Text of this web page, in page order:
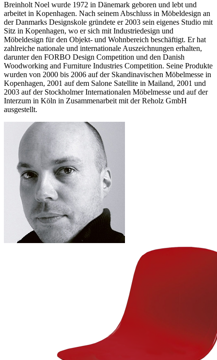
Breinholt Noel wurde 1972 in Dänemark geboren und lebt und
arbeitet in Kopenhagen. Nach seinem Abschluss in Möbeldesign an
der Danmarks Designskole gründete er 2003 sein eigenes Studio mit
Sitz in Kopenhagen, wo er sich mit Industriedesign und
Möbeldesign für den Objekt- und Wohnbereich beschäftigt. Er hat
zahlreiche nationale und internationale Auszeichnungen erhalten,
darunter den FORBO Design Competition und den Danish
Woodworking and Furniture Industries Competition. Seine Produkte
wurden von 2000 bis 2006 auf der Skandinavischen Möbelmesse in
Kopenhagen, 2001 auf dem Salone Satellite in Mailand, 2001 und
2003 auf der Stockholmer Internationalen Möbelmesse und auf der
Interzum in Köln in Zusammenarbeit mit der Reholz GmbH
ausgestellt.